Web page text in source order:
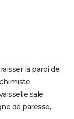
la paroi de
sale
de paresse,